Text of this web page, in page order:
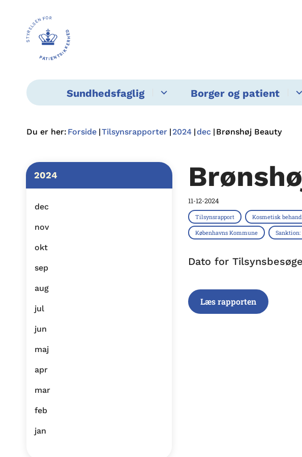
Sundhedsfaglig Borger og patient
Du er her: Forside Tilsynsrapporter 2024 dec Brønshøj Beauty
2024
dec
nov
okt
sep
aug
jul
jun
maj
apr
mar
feb
jan
11-12-2024
Tilsynsrapport Kosmetisk
Københavns Kommune
Dato for
Læs rapporten